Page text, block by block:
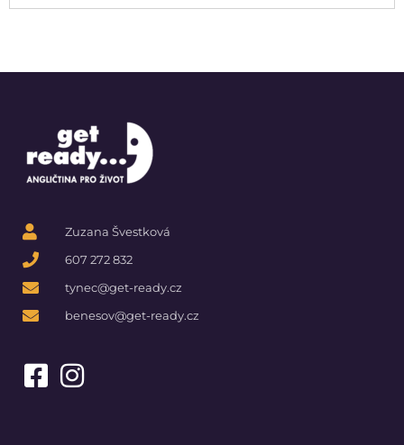
Zuzana Švestková
607 272 832
tynec@get-ready.cz
benesov@get-ready.cz